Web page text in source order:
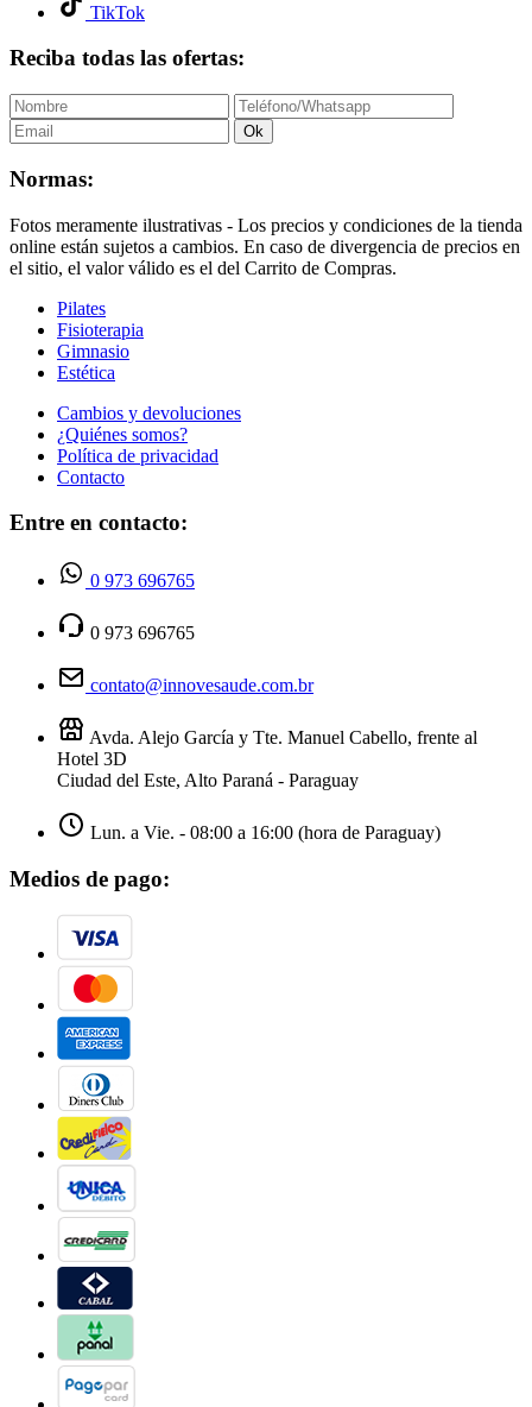
TikTok
Reciba todas las ofertas:
Ok
Normas:
Fotos meramente ilustrativas - Los precios y condiciones de la tienda
online están sujetos a cambios. En caso de divergencia de precios en
el sitio, el valor válido es el del Carrito de Compras.
Pilates
Fisioterapia
Gimnasio
Estética
Cambios y devoluciones
¿Quiénes somos?
Política de privacidad
Contacto
Entre en contacto:
0 973 696765
0 973 696765
contato@innovesaude.com.br
Avda. Alejo García y Tte. Manuel Cabello, frente al
Hotel 3D
Ciudad del Este, Alto Paraná - Paraguay
Lun. a Vie. - 08:00 a 16:00 (hora de Paraguay)
Medios de pago: